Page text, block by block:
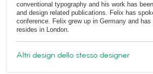
conventional typography and his work has
and design related publications. Felix has
conference. Felix grew up in Germany and
resides in London.
Altri design dello stesso designer